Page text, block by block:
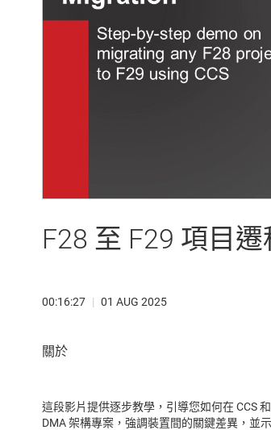
F28 至 F29 項目遷
00:16:27 | 01 AUG 2025
這段影片提供逐步教學，引導您如何在 CCS
DMA 架構專案，強調裝置間的關鍵差異，並